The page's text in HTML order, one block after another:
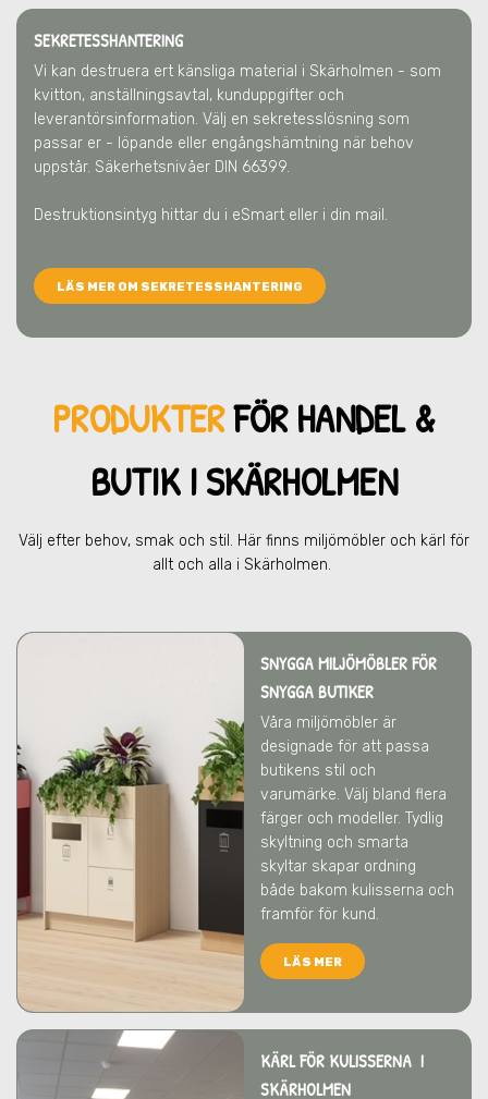
SEKRETESSHANTERING
Vi kan destruera ert känsliga material i Skärholmen - som
kvitton, anställningsavtal, kunduppgifter och
leverantörsinformation. Välj en sekretesslösning som
passar er - löpande eller engångshämtning när behov
uppstår. Säkerhetsnivåer DIN 66399.
Destruktionsintyg hittar du i eSmart eller i din mail.
LÄS MER OM SEKRETESSHANTERING
PRODUKTERFÖR HANDEL &
BUTIK I SKÄRHOLMEN
Välj efter behov, smak och stil. Här finns miljömöbler och kärl för
allt och alla i Skärholmen.
SNYGGA MILJÖMÖBLER FÖR
SNYGGA BUTIKER
Våra miljömöbler är
designade för att passa
butikens stil och
varumärke. Välj bland flera
färger och modeller. Tydlig
skyltning och smarta
skyltar skapar ordning
både bakom kulisserna och
framför för kund.
LÄS MER
KÄRL FÖR KULISSERNA I
SKÄRHOLMEN